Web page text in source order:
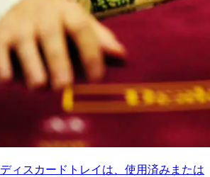
ディスカードトレイは、使用済みまたは